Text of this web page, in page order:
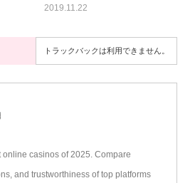
2019.11.22
トラックバックは利用できません。
online casinos of 2025. Compare
and trustworthiness of top platforms